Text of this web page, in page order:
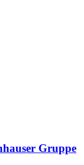
Gruppe